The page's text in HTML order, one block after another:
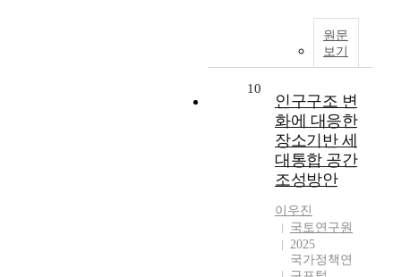
원문
보기
10
인구구조 변
화에 대응한
장소기반 세
대통합 공간
조성방안
이우진
국토연구원
2025
국가정책연